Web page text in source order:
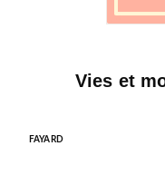
Vies et
FAYARD